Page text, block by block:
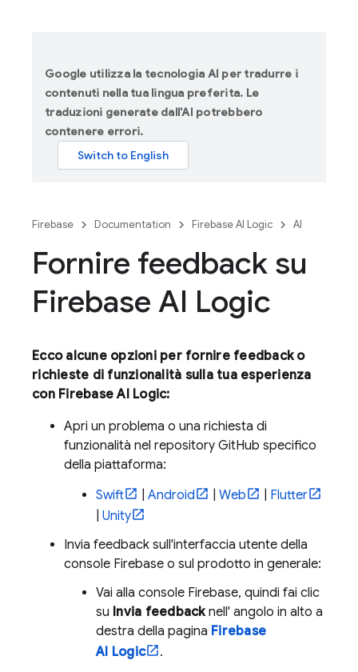
Google utilizza la tecnologia AI per tradurre i
contenuti nella tua lingua preferita. Le
traduzioni generate dall'AI potrebbero
contenere errori.
Firebase Documentation Firebase AI Logic AI
Fornire feedback su
Firebase AI Logic
Ecco alcune opzioni per fornire feedback o
richieste di funzionalità sulla tua esperienza
con Firebase AI Logic:
Apri un problema o una richiesta di
funzionalità nel repository GitHub specifico
della piattaforma:
Swift
Android Web
Flutter
Unity
Invia feedback sull'interfaccia utente della
console Firebase o sul prodotto in generale:
Vai alla console Firebase, quindi fai clic
su Invia feedbacknell' angolo in alto a
destra della pagina Firebase
AI Logic
.